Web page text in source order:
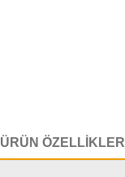
ÜRÜN ÖZELLIKLERI